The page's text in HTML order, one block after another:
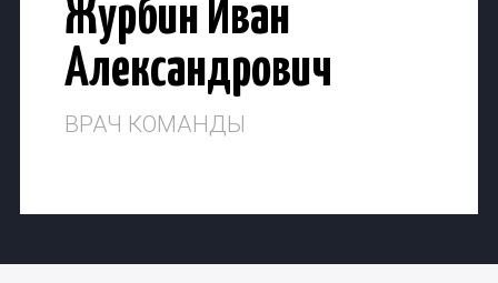
Журбин Иван
Александрович
ВРАЧ КОМАНДЫ